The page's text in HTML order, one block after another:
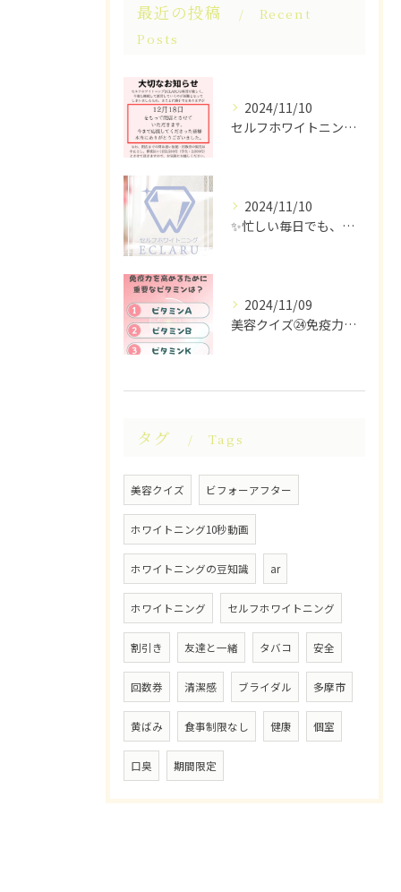
最近の投稿
Recent
Posts
2024/11/10
セルフホワイトニングECLARUは、これ以上の経営が困難なた...
2024/11/10
✨忙しい毎日でも、ちらっと立ち寄れるホワイトニングサロンはい...
2024/11/09
美容クイズ㉔免疫力を高めるために重要なビタミンは？ #美容ク...
タグ Tags
美容クイズ ビフォーアフター
ホワイトニング10秒動画
ホワイトニングの豆知識 ar
ホワイトニング セルフホワイトニング
割引き 友達と一緒 タバコ 安全
回数券 清潔感 ブライダル 多摩市
黄ばみ 食事制限なし 健康 個室
口臭 期間限定